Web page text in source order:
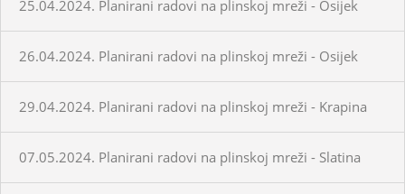
25.04.2024. Planirani radovi na plinskoj mreži - Osijek
26.04.2024. Planirani radovi na plinskoj mreži - Osijek
29.04.2024. Planirani radovi na plinskoj mreži - Krapina
07.05.2024. Planirani radovi na plinskoj mreži - Slatina